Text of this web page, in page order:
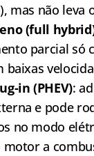
mas não leva
(full
parcial só
baixas
in (PHEV):
e pode
no modo
motor a